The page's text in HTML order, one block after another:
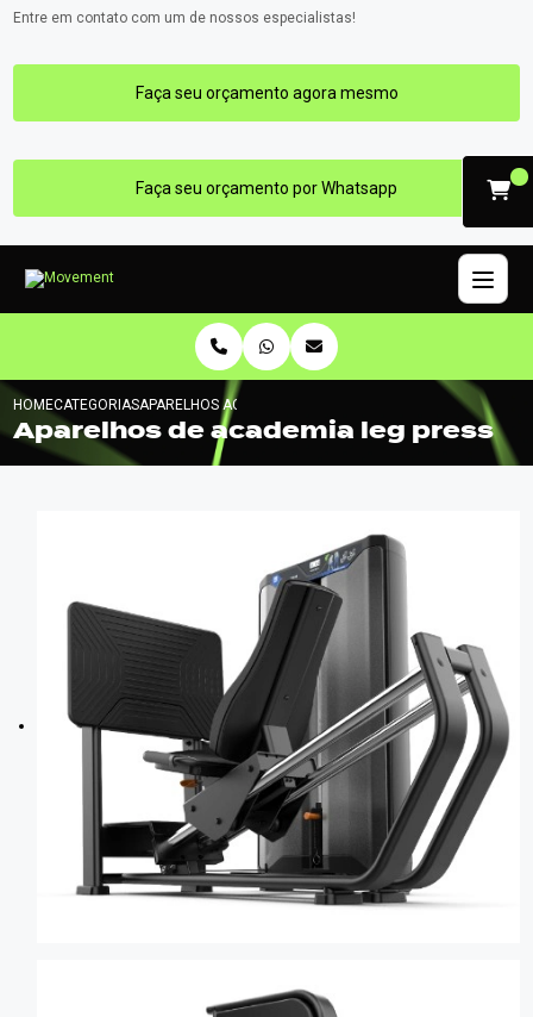
Entre em contato com um de nossos especialistas!
Faça seu orçamento agora mesmo
Faça seu orçamento por Whatsapp
HOMECATEGORIASAPARELHOS ACADEMIA LEG PRESS
Aparelhos de academia leg press